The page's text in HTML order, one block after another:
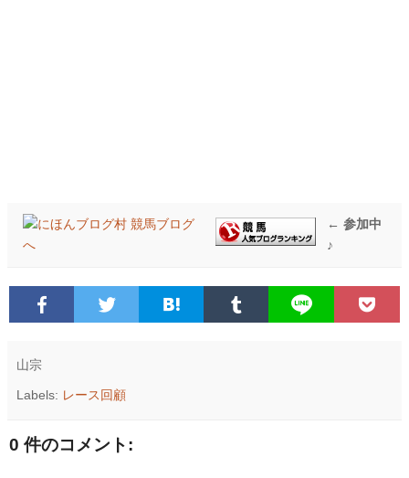
← 参加中
♪
山宗
Labels: レース回顧
0 件のコメント: